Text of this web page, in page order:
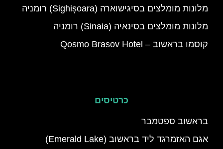
מלונות מומלצים בסיגישוארה (Sighișoara) רומניה
מלונות מומלצים בסינאיה (Sinaia) רומניה
קוסמו בראשוב – Qosmo Brasov Hotel
כרטיסים
בראשוב ספטמבר
אגם האזמרגד ליד בראשוב (Emerald Lake)